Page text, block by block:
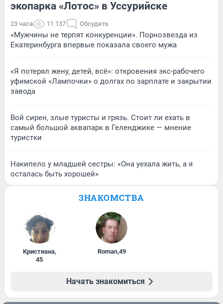
экопарка «Лотос» в Уссурийске
23 часа 11 137 Обсудить
«Мужчины не терпят конкуренции». Порнозвезда из
Екатеринбурга впервые показала своего мужа
«Я потерял жену, детей, всё»: откровения экс-рабочего
уфимской «Лампочки» о долгах по зарплате и закрытии
завода
Вой сирен, злые туристы и грязь. Стоит ли ехать в
самый большой аквапарк в Геленджике — мнение
туристки
Накипело у младшей сестры: «Она уехала жить, а я
осталась быть хорошей»
ЗНАКОМСТВА
Кристиана,
45
Roman,49
Начать знакомиться